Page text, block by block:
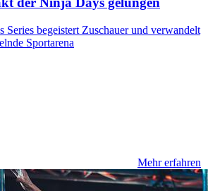
Series begeistert Zuschauer und verwandelt
Sportarena
Mehr erfahren